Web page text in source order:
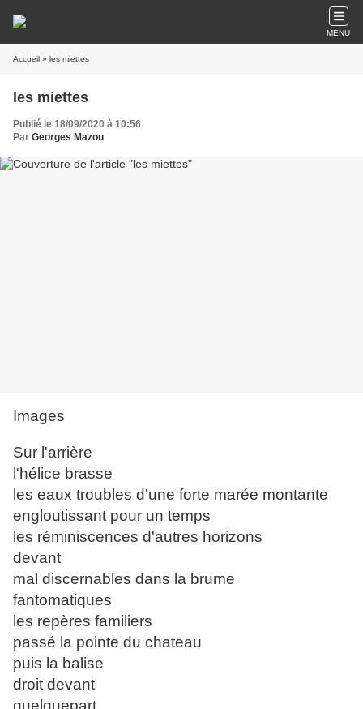
MENU
Accueil » les miettes
les miettes
Publié le 18/09/2020 à 10:56
Par Georges Mazou
Images
Sur l'arrière
l'hélice brasse
les eaux troubles d'une forte marée montante
engloutissant pour un temps
les réminiscences d'autres horizons
devant
mal discernables dans la brume
fantomatiques
les repères familiers
passé la pointe du chateau
puis la balise
droit devant
quelquepart